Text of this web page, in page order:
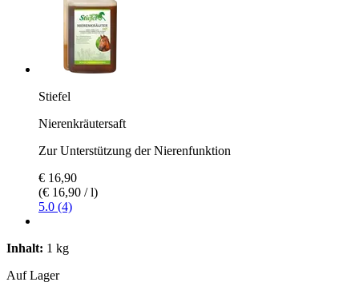
Stiefel
Nierenkräutersaft
Zur Unterstützung der Nierenfunktion
€ 16,90
(€ 16,90 / l)
5.0 (4)
Inhalt: 1 kg
Auf Lager